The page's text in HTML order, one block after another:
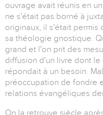
ouvrage avait réunis en
ne s'était pas borné à
originaux, il s'était
sa théologie gnostique.
grand et l'on prit des
diffusion d'un livre dont le
répondait à un besoin.
préoccupation de fondre
relations évangéliques
On la retrouve siècle